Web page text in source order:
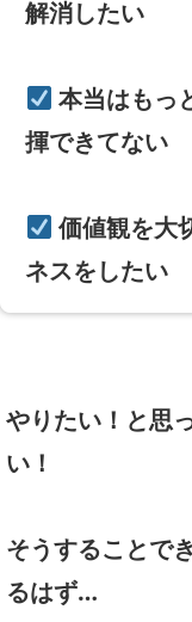
解消したい
本当はもっ
揮できてない
価値観を大
ネスをしたい
やりたい！と思
い！
そうすることで
るはず…